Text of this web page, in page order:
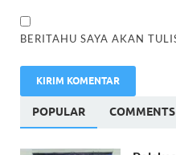
BERITAHU SAYA AKAN
POPULAR COMMENTS